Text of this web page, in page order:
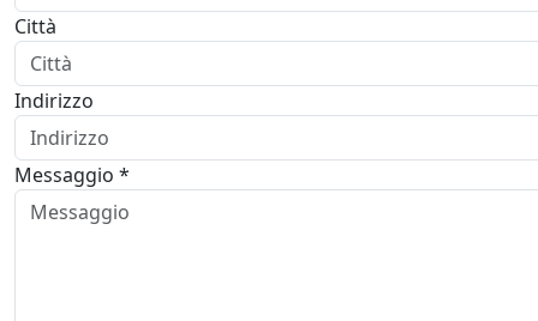
Città
Indirizzo
Messaggio *